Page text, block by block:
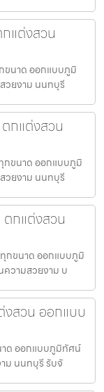
แต่งสวน
ขนาด ออกแบบภูมิ
วยงาม นนทบุรี
กแต่งสวน
กขนาด ออกแบบภูมิ
วยงาม นนทบุรี
กแต่งสวน
กขนาด ออกแบบภูมิ
ความสวยงาม บ
สวน ออกแบบ
ด ออกแบบภูมิทัศน์
ม นนทบุรี รับจั